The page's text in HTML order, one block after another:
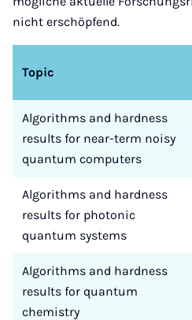
nicht erschöpfend.
Topic
Algorithms and hardness
results for near-term noisy
quantum computers
Algorithms and hardness
results for photonic
quantum systems
Algorithms and hardness
results for quantum
chemistry